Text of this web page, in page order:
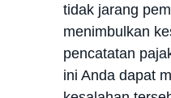
tidak jarang
menimbulkan
pencatatan
ini Anda dapat